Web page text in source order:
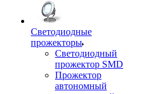
Светодиодные
прожекторы
Светодиодный
прожектор SMD
Прожектор
автономный